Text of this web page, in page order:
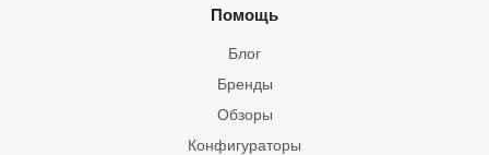
Помощь
Блог
Бренды
Обзоры
Конфигураторы